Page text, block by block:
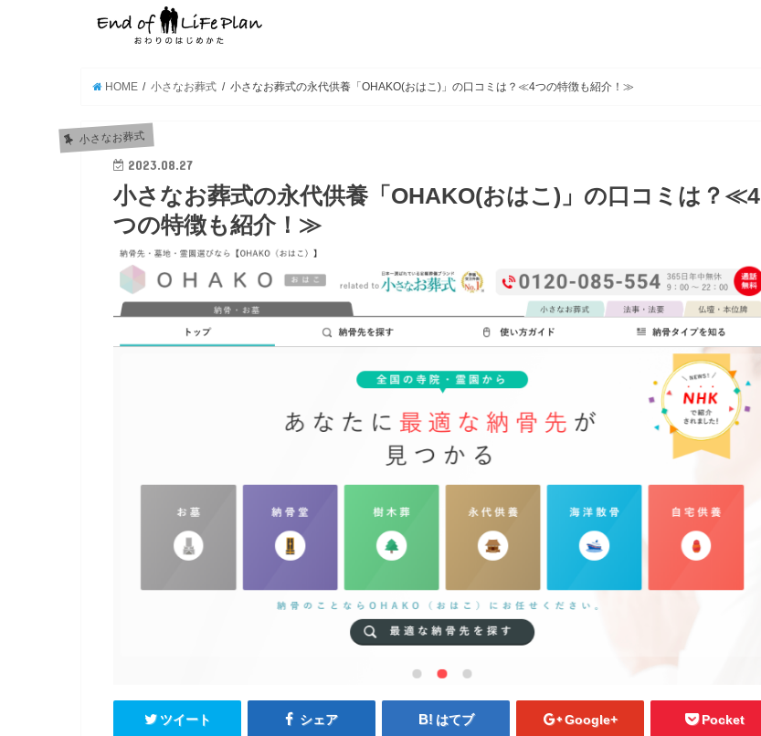
HOME 小さなお葬式 小さなお葬式の永代供養「OHAKO(おはこ)」の口コミは？≪4つの特徴も紹介！≫
小さなお葬式
2023.08.27
小さなお葬式の永代供養「OHAKO(おはこ)」の口コミは？≪4
つの特徴も紹介！≫
ツイート シェア はてブ Google+ Pocket